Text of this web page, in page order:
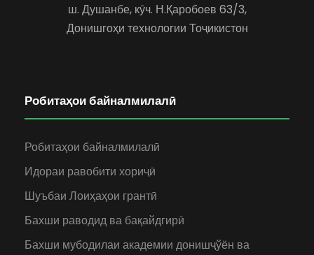
ш. Душанбе, кӯч. Н.Қаробоев 63/3,
Донишгоҳи технологии Тоҷикистон
Робитаҳои байналмилалӣ
Робитаҳои байналмилалӣ
Идораи равобити хориҷӣ
Шуъбаи Лоиҳаҳои грантӣ
Бахши раводид ва бақайдгирӣ
Бахши мубодилаи академии донишҷўён ва